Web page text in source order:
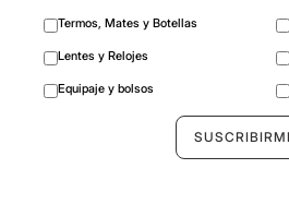
Termos, Mates y Botellas
Lentes y Relojes
Equipaje y bolsos